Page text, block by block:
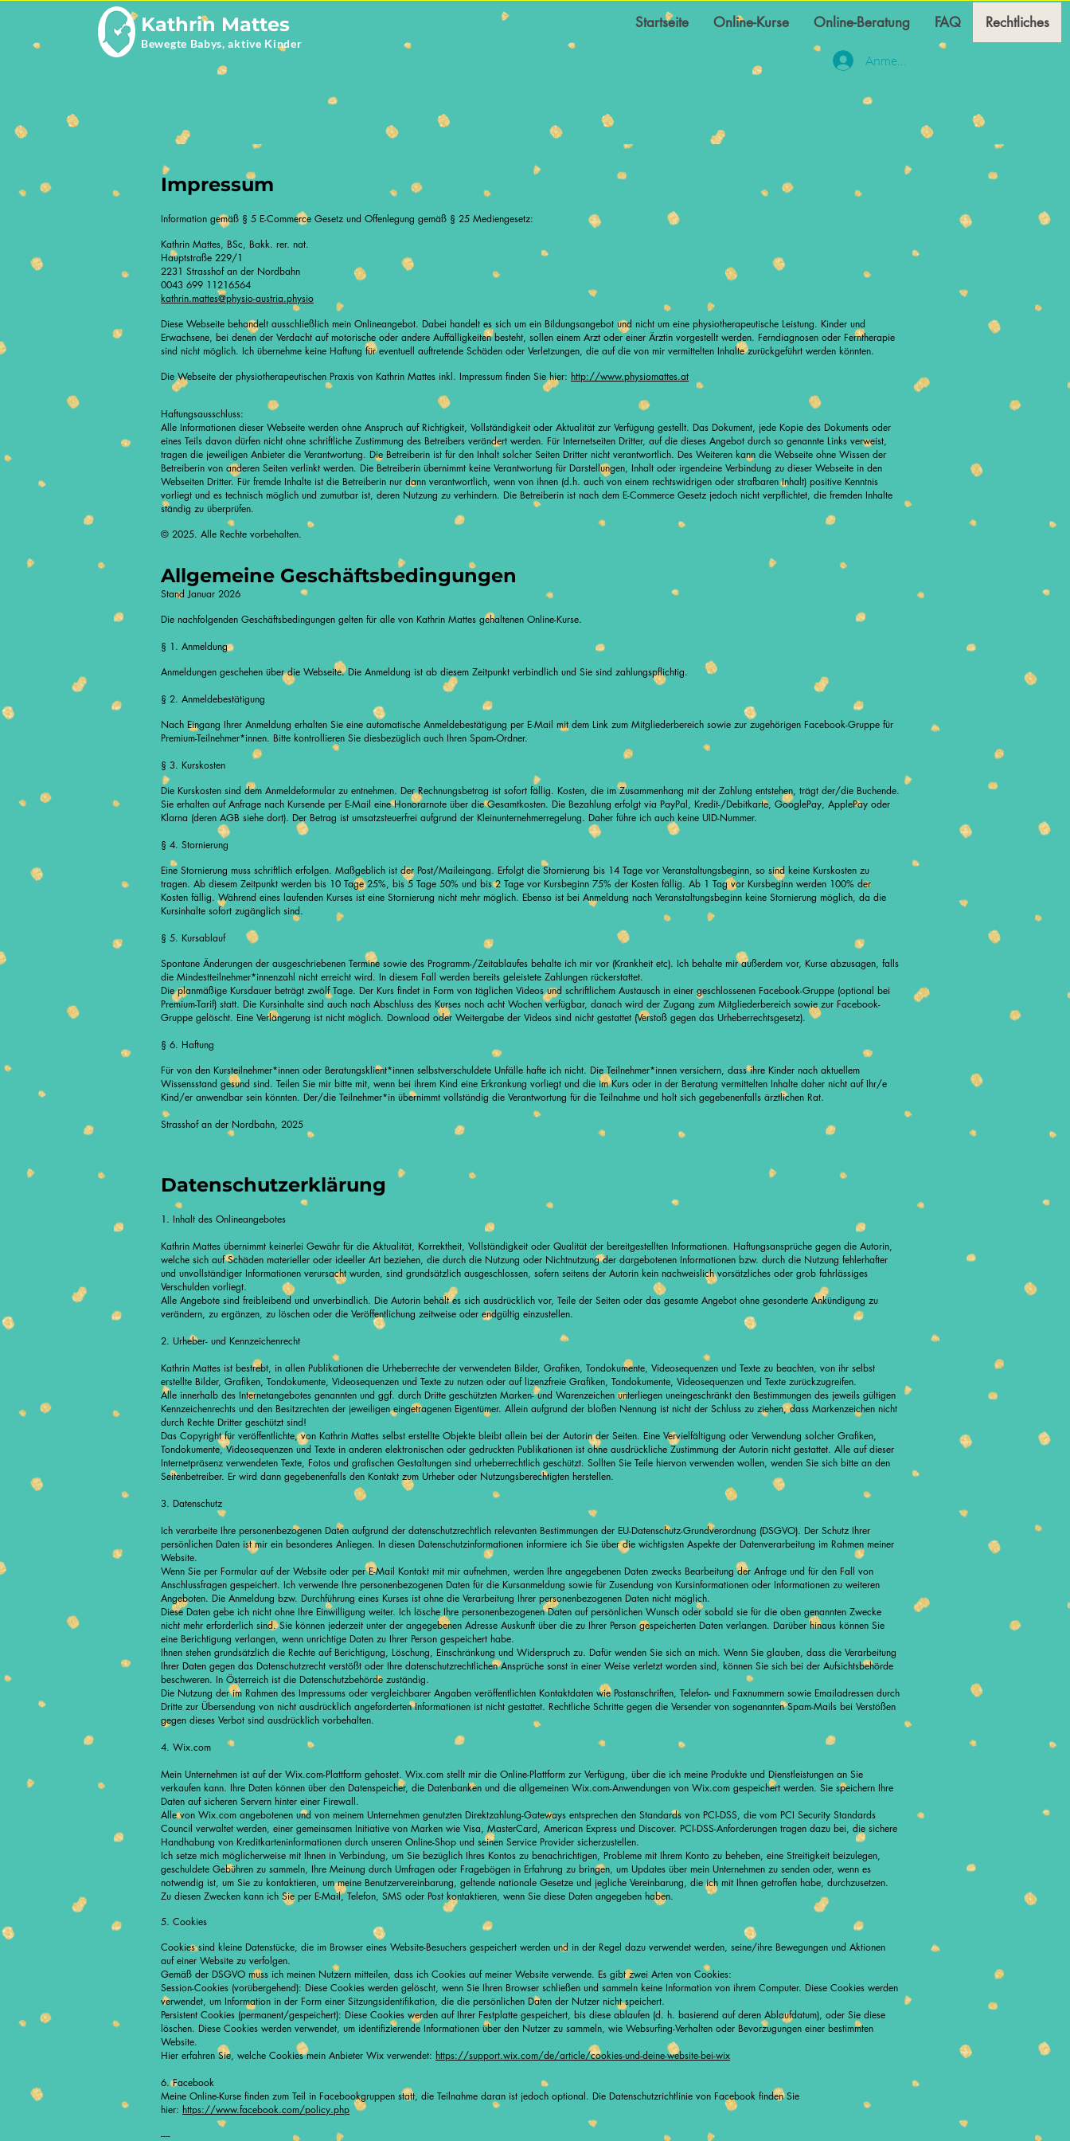
Kathrin Mattes
Bewegte Babys, aktive Kinder
Startseite Online-Kurse Online-Beratung FAQ Rechtliches
Anmelden
Impressum
Information gemäß § 5 E-Commerce Gesetz und Offenlegung gemäß § 25 Mediengesetz:
Kathrin Mattes, BSc, Bakk. rer. nat.
Hauptstraße 229/1
2231 Strasshof an der Nordbahn
0043 699 11216564
kathrin.mattes@physio-austria.physio
Diese Webseite behandelt ausschließlich mein Onlineangebot. Dabei handelt es sich um ein Bildungsangebot und nicht um eine physiotherapeutische Leistung. Kinder und
Erwachsene, bei denen der Verdacht auf motorische oder andere Auffälligkeiten besteht, sollen einem Arzt oder einer Ärztin vorgestellt werden. Ferndiagnosen oder Ferntherapie
sind nicht möglich. Ich übernehme keine Haftung für eventuell auftretende Schäden oder Verletzungen, die auf die von mir vermittelten Inhalte zurückgeführt werden könnten.
Die Webseite der physiotherapeutischen Praxis von Kathrin Mattes inkl. Impressum finden Sie hier: http://www.physiomattes.at
Haftungsausschluss:
Alle Informationen dieser Webseite werden ohne Anspruch auf Richtigkeit, Vollständigkeit oder Aktualität zur Verfügung gestellt. Das Dokument, jede Kopie des Dokuments oder
eines Teils davon dürfen nicht ohne schriftliche Zustimmung des Betreibers verändert werden. Für Internetseiten Dritter, auf die dieses Angebot durch so genannte Links verweist,
tragen die jeweiligen Anbieter die Verantwortung. Die Betreiberin ist für den Inhalt solcher Seiten Dritter nicht verantwortlich. Des Weiteren kann die Webseite ohne Wissen der
Betreiberin von anderen Seiten verlinkt werden. Die Betreiberin übernimmt keine Verantwortung für Darstellungen, Inhalt oder irgendeine Verbindung zu dieser Webseite in den
Webseiten Dritter. Für fremde Inhalte ist die Betreiberin nur dann verantwortlich, wenn von ihnen (d.h. auch von einem rechtswidrigen oder strafbaren Inhalt) positive Kenntnis
vorliegt und es technisch möglich und zumutbar ist, deren Nutzung zu verhindern. Die Betreiberin ist nach dem E-Commerce Gesetz jedoch nicht verpflichtet, die fremden Inhalte
ständig zu überprüfen.
© 2025. Alle Rechte vorbehalten.
Allgemeine Geschäftsbedingungen
Stand Januar 2026
Die nachfolgenden Geschäftsbedingungen gelten für alle von Kathrin Mattes gehaltenen Online-Kurse.
§ 1. Anmeldung
Anmeldungen geschehen über die Webseite. Die Anmeldung ist ab diesem Zeitpunkt verbindlich und Sie sind zahlungspflichtig.
§ 2. Anmeldebestätigung
Nach Eingang Ihrer Anmeldung erhalten Sie eine automatische Anmeldebestätigung per E-Mail mit dem Link zum Mitgliederbereich sowie zur zugehörigen Facebook-Gruppe für
Premium-Teilnehmer*innen. Bitte kontrollieren Sie diesbezüglich auch Ihren Spam-Ordner.
§ 3. Kurskosten
Die Kurskosten sind dem Anmeldeformular zu entnehmen. Der Rechnungsbetrag ist sofort fällig. Kosten, die im Zusammenhang mit der Zahlung entstehen, trägt der/die Buchende.
Sie erhalten auf Anfrage nach Kursende per E-Mail eine Honorarnote über die Gesamtkosten. Die Bezahlung erfolgt via PayPal, Kredit-/Debitkarte, GooglePay, ApplePay oder
Klarna (deren AGB siehe dort). Der Betrag ist umsatzsteuerfrei aufgrund der Kleinunternehmerregelung. Daher führe ich auch keine UID-Nummer.
§ 4. Stornierung
Eine Stornierung muss schriftlich erfolgen. Maßgeblich ist der Post/Maileingang. Erfolgt die Stornierung bis 14 Tage vor Veranstaltungsbeginn, so sind keine Kurskosten zu
tragen. Ab diesem Zeitpunkt werden bis 10 Tage 25%, bis 5 Tage 50% und bis 2 Tage vor Kursbeginn 75% der Kosten fällig. Ab 1 Tag vor Kursbeginn werden 100% der
Kosten fällig.Während eines laufenden Kurses ist eine Stornierung nicht mehr möglich. Ebenso ist bei Anmeldung nach Veranstaltungsbeginn keine Stornierung möglich, da die
Kursinhalte sofort zugänglich sind.
§ 5. Kursablauf
Spontane Änderungen der ausgeschriebenen Termine sowie des Programm-/Zeitablaufes behalte ich mir vor (Krankheit etc). Ich behalte mir außerdem vor, Kurse abzusagen, falls
die Mindestteilnehmer*innenzahl nicht erreicht wird. In diesem Fall werden bereits geleistete Zahlungen rückerstattet.
Die planmäßige Kursdauer beträgt zwölf Tage. Der Kurs findet in Form von täglichen Videos und schriftlichem Austausch in einer geschlossenen Facebook-Gruppe (optional bei
Premium-Tarif) statt. Die Kursinhalte sind auch nach Abschluss des Kurses noch acht Wochen verfügbar, danach wird der Zugang zum Mitgliederbereich sowie zur Facebook-
Gruppe gelöscht. Eine Verlängerung ist nicht möglich. Download oder Weitergabe der Videos sind nicht gestattet (Verstoß gegen das Urheberrechtsgesetz).
§ 6. Haftung
Für von den Kursteilnehmer*innen oder Beratungsklient*innen selbstverschuldete Unfälle hafte ich nicht. Die Teilnehmer*innen versichern, dass ihre Kinder nach aktuellem
Wissensstand gesund sind. Teilen Sie mir bitte mit, wenn bei ihrem Kind eine Erkrankung vorliegt und die im Kurs oder in der Beratung vermittelten Inhalte daher nicht auf Ihr/e
Kind/er anwendbar sein könnten. Der/die Teilnehmer*in übernimmt vollständig die Verantwortung für die Teilnahme und holt sich gegebenenfalls ärztlichen Rat.
Strasshof an der Nordbahn, 2025
Datenschutzerklärung
1. Inhalt des Onlineangebotes
Kathrin Mattes übernimmt keinerlei Gewähr für die Aktualität, Korrektheit, Vollständigkeit oder Qualität der bereitgestellten Informationen. Haftungsansprüche gegen die Autorin,
welche sich auf Schäden materieller oder ideeller Art beziehen, die durch die Nutzung oder Nichtnutzung der dargebotenen Informationen bzw. durch die Nutzung fehlerhafter
und unvollständiger Informationen verursacht wurden, sind grundsätzlich ausgeschlossen, sofern seitens der Autorin kein nachweislich vorsätzliches oder grob fahrlässiges
Verschulden vorliegt.
Alle Angebote sind freibleibend und unverbindlich. Die Autorin behält es sich ausdrücklich vor, Teile der Seiten oder das gesamte Angebot ohne gesonderte Ankündigung zu
verändern, zu ergänzen, zu löschen oder die Veröffentlichung zeitweise oder endgültig einzustellen.
2. Urheber- und Kennzeichenrecht
Kathrin Mattes ist bestrebt, in allen Publikationen die Urheberrechte der verwendeten Bilder, Grafiken, Tondokumente, Videosequenzen und Texte zu beachten, von ihr selbst
erstellte Bilder, Grafiken, Tondokumente, Videosequenzen und Texte zu nutzen oder auf lizenzfreie Grafiken, Tondokumente, Videosequenzen und Texte zurückzugreifen.
Alle innerhalb des Internetangebotes genannten und ggf. durch Dritte geschützten Marken- und Warenzeichen unterliegen uneingeschränkt den Bestimmungen des jeweils gültigen
Kennzeichenrechts und den Besitzrechten der jeweiligen eingetragenen Eigentümer. Allein aufgrund der bloßen Nennung ist nicht der Schluss zu ziehen, dass Markenzeichen nicht
durch Rechte Dritter geschützt sind!
Das Copyright für veröffentlichte, von Kathrin Mattes selbst erstellte Objekte bleibt allein bei der Autorin der Seiten. Eine Vervielfältigung oder Verwendung solcher Grafiken,
Tondokumente, Videosequenzen und Texte in anderen elektronischen oder gedruckten Publikationen ist ohne ausdrückliche Zustimmung der Autorin nicht gestattet. Alle auf dieser
Internetpräsenz verwendeten Texte, Fotos und grafischen Gestaltungen sind urheberrechtlich geschützt. Sollten Sie Teile hiervon verwenden wollen, wenden Sie sich bitte an den
Seitenbetreiber. Er wird dann gegebenenfalls den Kontakt zum Urheber oder Nutzungsberechtigten herstellen.
3. Datenschutz
Ich verarbeite Ihre personenbezogenen Daten aufgrund der datenschutzrechtlich relevanten Bestimmungen der EU-Datenschutz-Grundverordnung (DSGVO). Der Schutz Ihrer
persönlichen Daten ist mir ein besonderes Anliegen. In diesen Datenschutzinformationen informiere ich Sie über die wichtigsten Aspekte der Datenverarbeitung im Rahmen meiner
Website.
Wenn Sie per Formular auf der Website oder per E-Mail Kontakt mit mir aufnehmen, werden Ihre angegebenen Daten zwecks Bearbeitung der Anfrage und für den Fall von
Anschlussfragen gespeichert. Ich verwende Ihre personenbezogenen Daten für die Kursanmeldung sowie für Zusendung von Kursinformationen oder Informationen zu weiteren
Angeboten. Die Anmeldung bzw. Durchführung eines Kurses ist ohne die Verarbeitung Ihrer personenbezogenen Daten nicht möglich.
Diese Daten gebe ich nicht ohne Ihre Einwilligung weiter. Ich lösche Ihre personenbezogenen Daten auf persönlichen Wunsch oder sobald sie für die oben genannten Zwecke
nicht mehr erforderlich sind. Sie können jederzeit unter der angegebenen Adresse Auskunft über die zu Ihrer Person gespeicherten Daten verlangen. Darüber hinaus können Sie
eine Berichtigung verlangen, wenn unrichtige Daten zu Ihrer Person gespeichert habe.
Ihnen stehen grundsätzlich die Rechte auf Berichtigung, Löschung, Einschränkung und Widerspruch zu. Dafür wenden Sie sich an mich. Wenn Sie glauben, dass die Verarbeitung
Ihrer Daten gegen das Datenschutzrecht verstößt oder Ihre datenschutzrechtlichen Ansprüche sonst in einer Weise verletzt worden sind, können Sie sich bei der Aufsichtsbehörde
beschweren. In Österreich ist die Datenschutzbehörde zuständig.
Die Nutzung der im Rahmen des Impressums oder vergleichbarer Angaben veröffentlichten Kontaktdaten wie Postanschriften, Telefon- und Faxnummern sowie Emailadressen durch
Dritte zur Übersendung von nicht ausdrücklich angeforderten Informationen ist nicht gestattet. Rechtliche Schritte gegen die Versender von sogenannten Spam-Mails bei Verstößen
gegen dieses Verbot sind ausdrücklich vorbehalten.
4. Wix.com
Mein Unternehmen ist auf der Wix.com-Plattform gehostet. Wix.com stellt mir die Online-Plattform zur Verfügung, über die ich meine Produkte und Dienstleistungen an Sie
verkaufen kann. Ihre Daten können über den Datenspeicher, die Datenbanken und die allgemeinen Wix.com-Anwendungen von Wix.com gespeichert werden. Sie speichern Ihre
Daten auf sicheren Servern hinter einer Firewall.
Alle von Wix.com angebotenen und von meinem Unternehmen genutzten Direktzahlung-Gateways entsprechen den Standards von PCI-DSS, die vom PCI Security Standards
Council verwaltet werden, einer gemeinsamen Initiative von Marken wie Visa, MasterCard, American Express und Discover. PCI-DSS-Anforderungen tragen dazu bei, die sichere
Handhabung von Kreditkarteninformationen durch unseren Online-Shop und seinen Service Provider sicherzustellen.
Ich setze mich möglicherweise mit Ihnen in Verbindung, um Sie bezüglich Ihres Kontos zu benachrichtigen, Probleme mit Ihrem Konto zu beheben, eine Streitigkeit beizulegen,
geschuldete Gebühren zu sammeln, Ihre Meinung durch Umfragen oder Fragebögen in Erfahrung zu bringen, um Updates über mein Unternehmen zu senden oder, wenn es
notwendig ist, um Sie zu kontaktieren, um meine Benutzervereinbarung, geltende nationale Gesetze und jegliche Vereinbarung, die ich mit Ihnen getroffen habe, durchzusetzen.
Zu diesen Zwecken kann ich Sie per E-Mail, Telefon, SMS oder Post kontaktieren, wenn Sie diese Daten angegeben haben.
5. Cookies
Cookies sind kleine Datenstücke, die im Browser eines Website-Besuchers gespeichert werden und in der Regel dazu verwendet werden, seine/ihre Bewegungen und Aktionen
auf einer Website zu verfolgen.
Gemäß der DSGVO muss ich meinen Nutzern mitteilen, dass ich Cookies auf meiner Website verwende. Es gibt zwei Arten von Cookies:
Session-Cookies (vorübergehend): Diese Cookies werden gelöscht, wenn Sie Ihren Browser schließen und sammeln keine Information von ihrem Computer. Diese Cookies werden
verwendet, um Information in der Form einer Sitzungsidentifikation, die die persönlichen Daten der Nutzer nicht speichert.
Persistent Cookies (permanent/gespeichert): Diese Cookies werden auf Ihrer Festplatte gespeichert, bis diese ablaufen (d. h. basierend auf deren Ablaufdatum), oder Sie diese
löschen. Diese Cookies werden verwendet, um identifizierende Informationen über den Nutzer zu sammeln, wie Websurfing-Verhalten oder Bevorzugungen einer bestimmten
Website.
Hier erfahren Sie, welche Cookies mein Anbieter Wix verwendet: https://support.wix.com/de/article/cookies-und-deine-website-bei-wix
6.Facebook
Meine Online-Kurse finden zum Teil in Facebookgruppen statt, die Teilnahme daran ist jedoch optional. Die Datenschutzrichtlinie von Facebook finden Sie
hier: https://www.facebook.com/policy.php
----